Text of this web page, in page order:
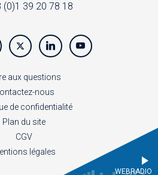
39 20 78 18
aux questions
nous
de confidentialité
Plan du site
CGV
légales
WEBRADIO